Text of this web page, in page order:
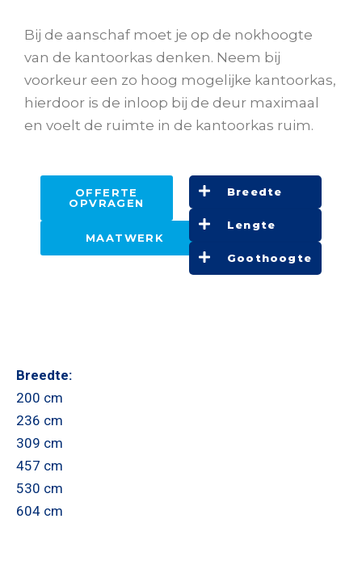
Bij de aanschaf moet je op de nokhoogte
van de kantoorkas denken. Neem bij
voorkeur een zo hoog mogelijke kantoorkas,
hierdoor is de inloop bij de deur maximaal
en voelt de ruimte in de kantoorkas ruim.
OFFERTE
OPVRAGEN
MAATWERK
Breedte
Lengte
Goothoogte
Breedte:
200 cm
236 cm
309 cm
457 cm
530 cm
604 cm